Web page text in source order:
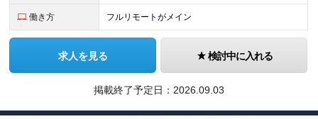
働き方 フルリモートがメイン
求人を見る 検討中に入れる
掲載終了予定日： 2026.09.03